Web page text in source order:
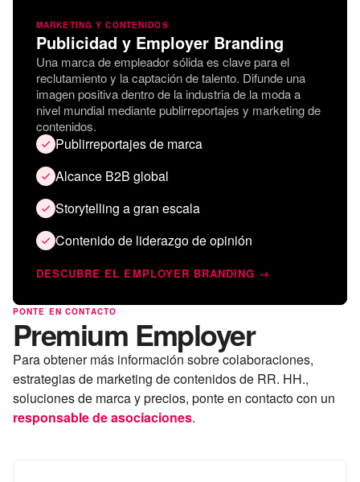
MARKETING Y CONTENIDOS
Publicidad y Employer Branding
Una marca de empleador sólida es clave para el
reclutamiento y la captación de talento. Difunde una
imagen positiva dentro de la industria de la moda a
nivel mundial mediante publirreportajes y marketing de
contenidos.
Publirreportajes de marca
Alcance B2B global
Storytelling a gran escala
Contenido de liderazgo de opinión
DESCUBRE EL EMPLOYER BRANDING →
PONTE EN CONTACTO
Premium Employer
Para obtener más información sobre colaboraciones,
estrategias de marketing de contenidos de RR. HH.,
soluciones de marca y precios, ponte en contacto con un
responsable de asociaciones.